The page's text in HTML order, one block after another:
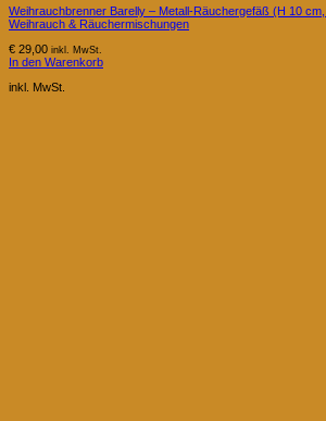
Weihrauchbrenner Barelly – Metall-Räuchergefäß (H 10
Weihrauch & Räuchermischungen
€ 29,00 inkl. MwSt.
In den Warenkorb
inkl. MwSt.